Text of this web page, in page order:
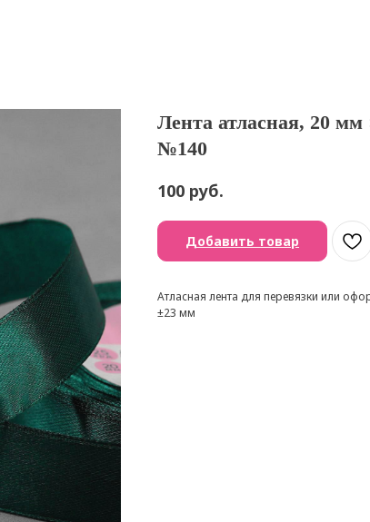
Лента атласная, 20
№140
100 руб.
Добавить товар
Атласная лента для перевязки или
±23 мм